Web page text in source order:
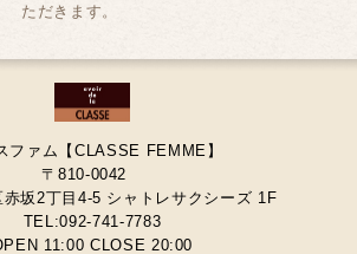
ただきます。
ファム【CLASSE FEMME】
〒810-0042
赤坂2丁目4-5 シャトレサクシーズ 1F
TEL:092-741-7783
11:00 CLOSE 20:00